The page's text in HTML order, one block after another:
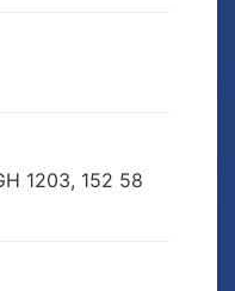
1203, 152 58